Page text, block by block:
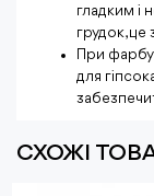
гладким і
грудок, це
При
для
СХОЖІ